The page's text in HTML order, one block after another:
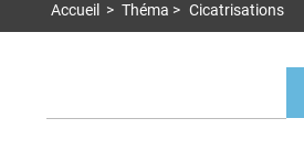
Accueil > Théma > Cicatrisations
Onglets